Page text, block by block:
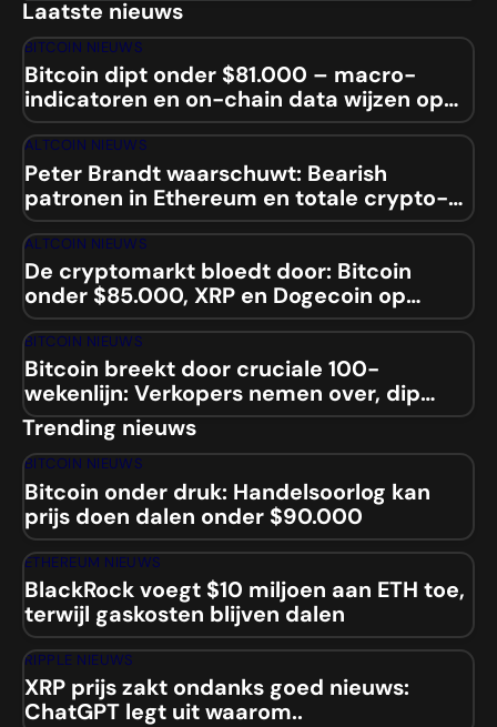
Laatste nieuws
BITCOIN NIEUWS
Bitcoin dipt onder $81.000 – macro-
indicatoren en on-chain data wijzen op
mogelijke squeeze
ALTCOIN NIEUWS
Peter Brandt waarschuwt: Bearish
patronen in Ethereum en totale crypto-
marktcap
ALTCOIN NIEUWS
De cryptomarkt bloedt door: Bitcoin
onder $85.000, XRP en Dogecoin op
laagste niveaus sinds 2024
BITCOIN NIEUWS
Bitcoin breekt door cruciale 100-
wekenlijn: Verkopers nemen over, dip
naar $84.000 aanstaande?
Trending nieuws
BITCOIN NIEUWS
Bitcoin onder druk: Handelsoorlog kan
prijs doen dalen onder $90.000
ETHEREUM NIEUWS
BlackRock voegt $10 miljoen aan ETH toe,
terwijl gaskosten blijven dalen
RIPPLE NIEUWS
XRP prijs zakt ondanks goed nieuws:
ChatGPT legt uit waarom..